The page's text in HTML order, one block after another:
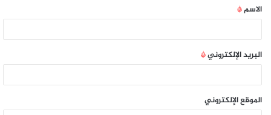
الاسم*
البريد الإلكتروني*
الموقع الإلكتروني